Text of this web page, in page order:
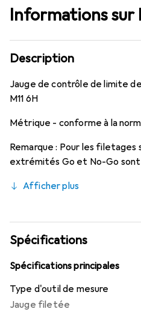
Informations sur
Description
Jauge de contrôle de limite
M11 6H
Métrique - conforme à la
Remarque : Pour les filetages
extrémités Go et No-Go
Afficher plus
Spécifications
Spécifications principales
Type d'outil de mesure
Jauge filetée